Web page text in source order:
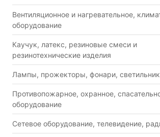
Вентиляционное и нагревательное,
оборудование
Каучук, латекс, резиновые смеси и
резинотехнические изделия
Лампы, прожекторы, фонари,
Противопожарное, охранное,
оборудование
Сетевое оборудование, телевидение,